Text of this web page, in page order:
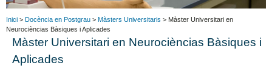
Inici > Docència en Postgrau > Màsters Universitaris > Màster Universitari en
Neurocièncias Bàsiques i Aplicades
Màster Universitari en Neurocièncias Bàsiques i
Aplicades